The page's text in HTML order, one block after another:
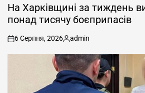
УНа Харківщині за тиждень
понад тисячу боєприпасів
on
6 Серпня, 2026
Опубліковано
admin